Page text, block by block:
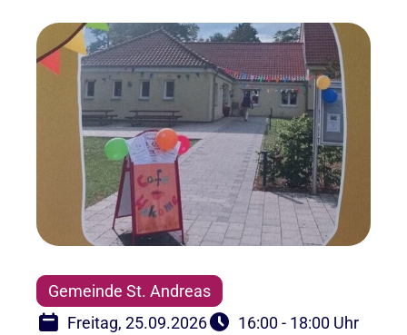
Gemeinde St. Andreas
Freitag, 25.09.2026
16:00 - 18:00 Uhr